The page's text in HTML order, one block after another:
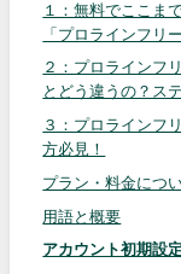
１：無料でここま
「プロラインフリ
２：プロラインフ
とどう違うの？ス
３：プロラインフ
方必見！
プラン・料金につ
用語と概要
アカウント初期設